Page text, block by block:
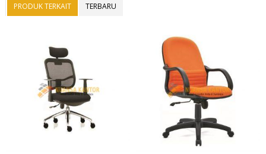
PRODUK TERKAIT TERBARU